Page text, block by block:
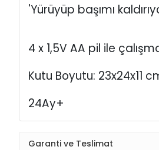
'Yürüyüp başımı
4 x 1,5V AA pil ile
Kutu Boyutu: 23x24x11
24Ay+
Garanti ve Teslimat